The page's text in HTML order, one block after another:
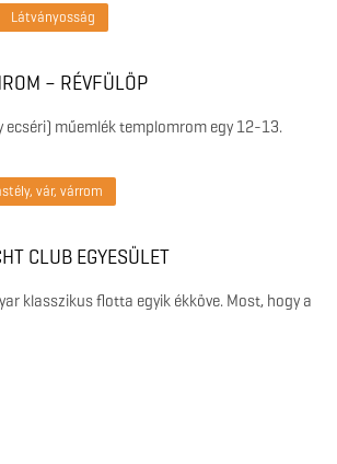
Látványosság
– RÉVFÜLÖP
ecséri) műemlék templomrom egy 12-13.
vár, várrom
CLUB EGYESÜLET
klasszikus flotta egyik ékköve. Most, hogy a